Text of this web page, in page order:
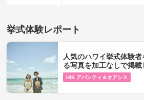
挙式体験レポート
人気のハワイ挙式体験
る写真を加工なしで掲
HIS アバンティ＆オアシス